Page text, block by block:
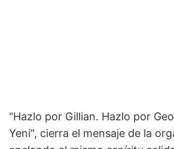
"Hazlo por Gillian. Hazlo por
Yeni", cierra el mensaje de la